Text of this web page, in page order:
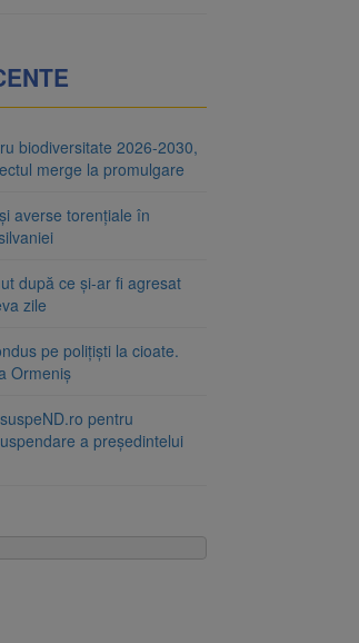
biodiversitate 2026-2030,
merge la promulgare
averse torențiale în
după ce și-ar fi agresat
zile
pe polițiști la cioate.
Ormeniș
pentru
a președintelui